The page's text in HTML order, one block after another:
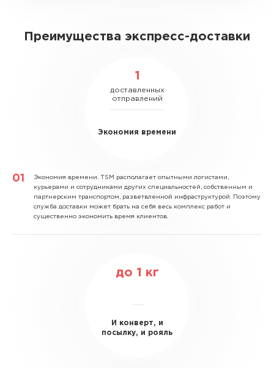
Преимущества экспресс-доставки
1
доставленных
отправлений
Экономия времени
Экономия времени. TSM располагает опытными логистами,
курьерами и сотрудниками других специальностей, собственным и
партнерским транспортом, разветвленной инфраструктурой. Поэтому
служба доставки может брать на себя весь комплекс работ и
существенно экономить время клиентов.
до 1 кг
И конверт, и
посылку, и рояль